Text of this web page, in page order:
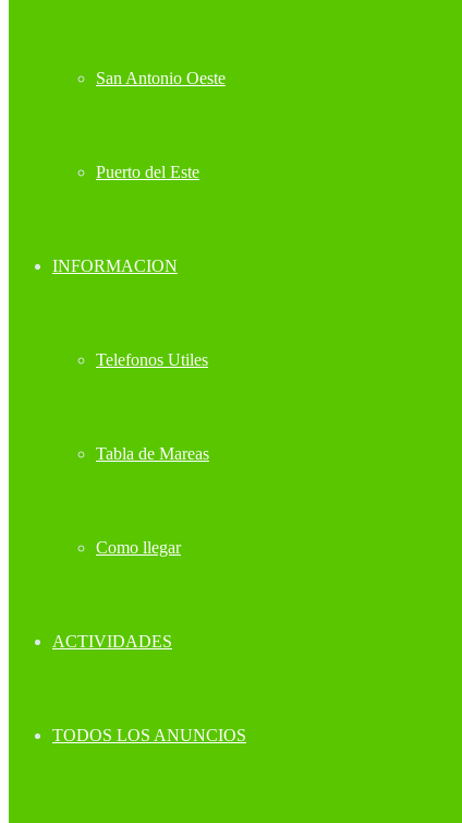
San Antonio Oeste
Puerto del Este
INFORMACION
Telefonos Utiles
Tabla de Mareas
Como llegar
ACTIVIDADES
TODOS LOS ANUNCIOS